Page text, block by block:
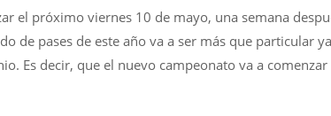
el próximo viernes 10 de mayo, una semana
de pases de este año va a ser más que particular ya
Es decir, que el nuevo campeonato va a comenzar